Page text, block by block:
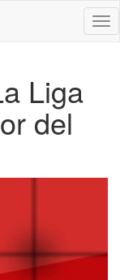
Liga
del